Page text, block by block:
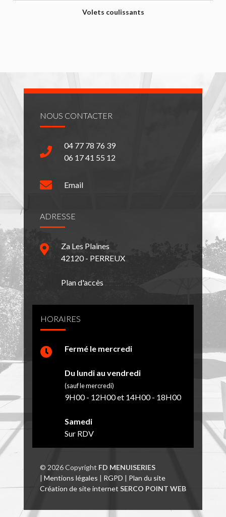
Volets coulissants
NOUS CONTACTER
04 77 78 76 39
06 17 41 55 12
Email
ADRESSE
Za Les Plaines
42120 - PERREUX
Plan d'accès
© 2026 Copyright FD MENUISERIES
| Mentions légales | RGPD | Plan du site
Création de site internet SERCO POINT WEB
HORAIRES
Fermé le mercredi
Du lundi au vendredi
(sauf le mercredi)
9H00 - 12H00 et 14H00 - 18H00
Samedi
Sur RDV